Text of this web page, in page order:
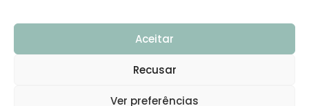
Aceitar
Recusar
Ver preferências